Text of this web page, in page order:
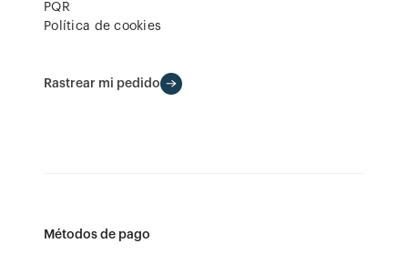
PQR
Política de cookies
Rastrear mi pedido
Métodos de pago